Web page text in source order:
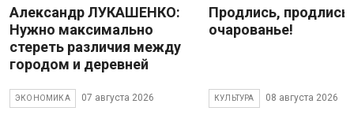
Александр ЛУКАШЕНКО:
Нужно максимально
стереть различия между
городом и деревней
ЭКОНОМИКА 07 августа 2026
Продлись, продлись
очарованье!
КУЛЬТУРА 08 августа 2026